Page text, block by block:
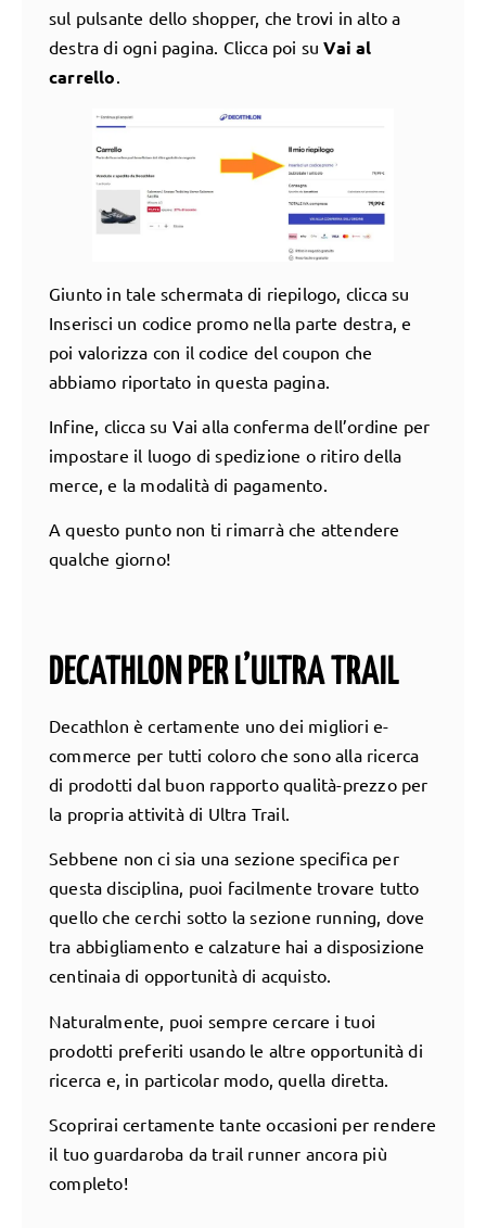
sul pulsante dello shopper, che trovi in alto a
destra di ogni pagina. Clicca poi suVai al
carrello
Giunto in tale schermata di riepilogo, clicca su
Inserisci un codice promo nella parte destra, e
poi valorizza con il codice del coupon che
abbiamo riportato in questa pagina.
Infine, clicca su Vai alla conferma dell’ordine per
impostare il luogo di spedizione o ritiro della
merce, e la modalità di pagamento.
A questo punto non ti rimarrà che attendere
qualche giorno!
DECATHLON PER L’ULTRA TRAIL
Decathlon è certamente uno dei migliori e-
commerce per tutti coloro che sono alla ricerca
di prodotti dal buon rapporto qualità-prezzo per
la propria attività di Ultra Trail.
Sebbene non ci sia una sezione specifica per
questa disciplina, puoi facilmente trovare tutto
quello che cerchi sotto la sezione running, dove
tra abbigliamento e calzature hai a disposizione
centinaia di opportunità di acquisto.
Naturalmente, puoi sempre cercare i tuoi
prodotti preferiti usando le altre opportunità di
ricerca e, in particolar modo, quella diretta.
Scoprirai certamente tante occasioni per rendere
il tuo guardaroba da trail runner ancora più
completo!